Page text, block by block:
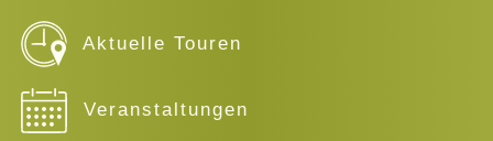
Aktuelle Touren
Veranstaltungen